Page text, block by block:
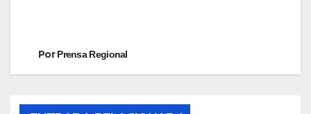
PorPrensa Regional